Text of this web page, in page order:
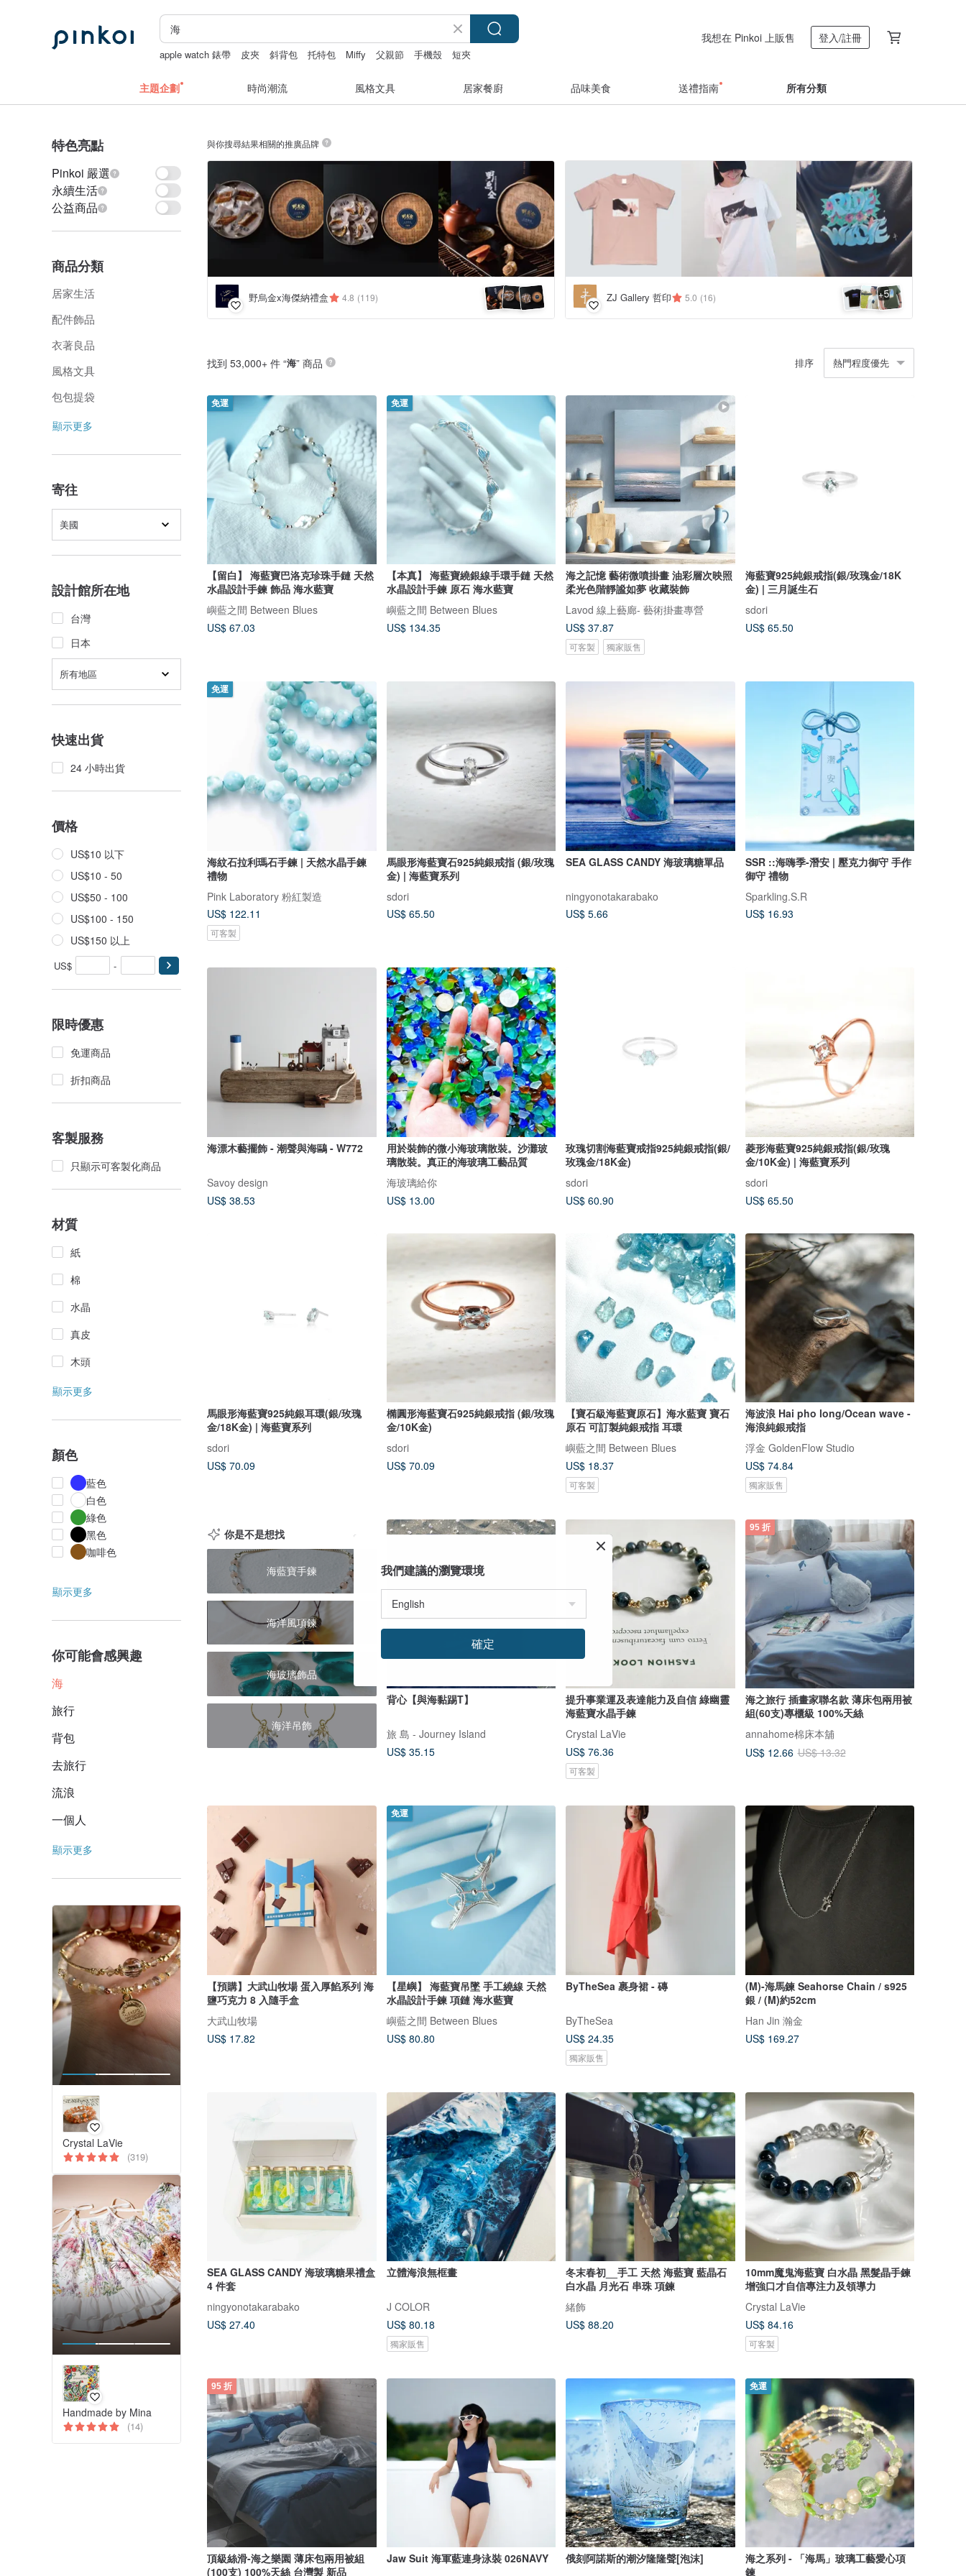
apple watch 錶帶 皮夾 斜背包 托特包 Miffy 父親節 手機殼 短夾
我想在 Pinkoi 上販售 登入/註冊
主題企劃 時尚潮流 風格文具 居家餐廚 品味美食 送禮指南 所有分類
特色亮點
Pinkoi 嚴選
永續生活
公益商品
商品分類
居家生活
配件飾品
衣著良品
風格文具
包包提袋
顯示更多
寄往
美國
設計館所在地
台灣
日本
所有地區
快速出貨
24 小時出貨
價格
US$10 以下
US$10 - 50
US$50 - 100
US$100 - 150
US$150 以上
US$ -
限時優惠
免運商品
折扣商品
客製服務
只顯示可客製化商品
材質
紙
棉
水晶
真皮
木頭
顯示更多
顏色
藍色
白色
綠色
黑色
咖啡色
顯示更多
你可能會感興趣
海
旅行
背包
去旅行
流浪
一個人
顯示更多
Crystal LaVie
(319)
Handmade by Mina
(14)
與你搜尋結果相關的推廣品牌
野烏金x海傑納禮盒 4.8 (119) ZJ Gallery 哲印 5.0 (16) +5
找到 53,000+ 件 “海” 商品 排序 熱門程度優先
免運
【留白】 海藍寶巴洛克珍珠手鏈 天然
水晶設計手鍊 飾品 海水藍寶
嶼藍之間 Between Blues
US$ 67.03
免運
【本真】 海藍寶繞銀線手環手鏈 天然
水晶設計手鍊 原石 海水藍寶
嶼藍之間 Between Blues
US$ 134.35
海之記憶 藝術微噴掛畫 油彩層次映照
柔光色階靜謐如夢 收藏裝飾
Lavod 線上藝廊- 藝術掛畫專營
US$ 37.87
可客製 獨家販售
海藍寶925純銀戒指(銀/玫瑰金/18K
金) | 三月誕生石
sdori
US$ 65.50
免運
海紋石拉利瑪石手鍊 | 天然水晶手鍊
禮物
Pink Laboratory 粉紅製造
US$ 122.11
可客製
馬眼形海藍寶石925純銀戒指 (銀/玫瑰
金) | 海藍寶系列
sdori
US$ 65.50
SEA GLASS CANDY 海玻璃糖單品
ningyonotakarabako
US$ 5.66
SSR ::海嗨季-潛安 | 壓克力御守 手作
御守 禮物
Sparkling.S.R
US$ 16.93
海漂木藝擺飾 - 潮聲與海鷗 - W772
Savoy design
US$ 38.53
用於裝飾的微小海玻璃散裝。沙灘玻
璃散裝。真正的海玻璃工藝品質
海玻璃給你
US$ 13.00
玫瑰切割海藍寶戒指925純銀戒指(銀/
玫瑰金/18K金)
sdori
US$ 60.90
菱形海藍寶925純銀戒指(銀/玫瑰
金/10K金) | 海藍寶系列
sdori
US$ 65.50
馬眼形海藍寶925純銀耳環(銀/玫瑰
金/18K金) | 海藍寶系列
sdori
US$ 70.09
橢圓形海藍寶石925純銀戒指 (銀/玫瑰
金/10K金)
sdori
US$ 70.09
【寶石級海藍寶原石】海水藍寶 寶石
原石 可訂製純銀戒指 耳環
嶼藍之間 Between Blues
US$ 18.37
可客製
海波浪 Hai pho long/Ocean wave -
海浪純銀戒指
浮金 GoldenFlow Studio
US$ 74.84
獨家販售
你是不是想找
海藍寶手鍊
海洋風項鍊
海玻璃飾品
海洋吊飾
背心【與海黏踢T】
旅 島 - Journey Island
US$ 35.15
提升事業運及表達能力及自信 綠幽靈
海藍寶水晶手鍊
Crystal LaVie
US$ 76.36
可客製
95 折
海之旅行 插畫家聯名款 薄床包兩用被
組(60支)專櫃級 100%天絲
annahome棉床本舖
US$ 12.66 US$ 13.32
【預購】大武山牧場 蛋入厚餡系列 海
鹽巧克力 8 入隨手盒
大武山牧場
US$ 17.82
免運
【星嶼】 海藍寶吊墜 手工繞線 天然
水晶設計手鍊 項鏈 海水藍寶
嶼藍之間 Between Blues
US$ 80.80
ByTheSea 裹身裙 - 磚
ByTheSea
US$ 24.35
獨家販售
(M)-海馬鍊 Seahorse Chain / s925
銀 / (M)約52cm
Han Jin 瀚金
US$ 169.27
SEA GLASS CANDY 海玻璃糖果禮盒
4 件套
ningyonotakarabako
US$ 27.40
立體海浪無框畫
J COLOR
US$ 80.18
獨家販售
冬末春初__手工 天然 海藍寶 藍晶石
白水晶 月光石 串珠 項鍊
緒飾
US$ 88.20
10mm魔鬼海藍寶 白水晶 黑髮晶手鍊
增強口才自信專注力及領導力
Crystal LaVie
US$ 84.16
可客製
95 折
頂級絲滑-海之樂園 薄床包兩用被組
(100支) 100%天絲 台灣製 新品
Jaw Suit 海軍藍連身泳裝 026NAVY 俄刻阿諾斯的潮汐隆隆聲[泡沫]
免運
海之系列 - 「海馬」玻璃工藝愛心項
鍊
我們建議的瀏覽環境
確定